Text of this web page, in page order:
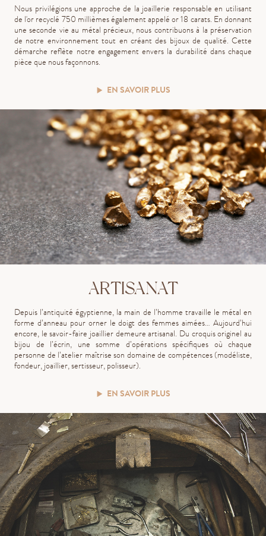
Nous privilégions une approche de la joaillerie responsable en utilisant
de l'or recyclé 750 millièmes également appelé or 18 carats. En donnant
une seconde vie au métal précieux, nous contribuons à la préservation
de notre environnement tout en créant des bijoux de qualité. Cette
démarche reflète notre engagement envers la durabilité dans chaque
pièce que nous façonnons.
EN SAVOIR PLUS
ARTISANAT
Depuis l’antiquité égyptienne, la main de l’homme travaille le métal en
forme d’anneau pour orner le doigt des femmes aimées… Aujourd’hui
encore, le savoir-faire joaillier demeure artisanal. Du croquis originel au
bijou de l’écrin, une somme d’opérations spécifiques où chaque
personne de l’atelier maîtrise son domaine de compétences (modéliste,
fondeur, joaillier, sertisseur, polisseur).
EN SAVOIR PLUS